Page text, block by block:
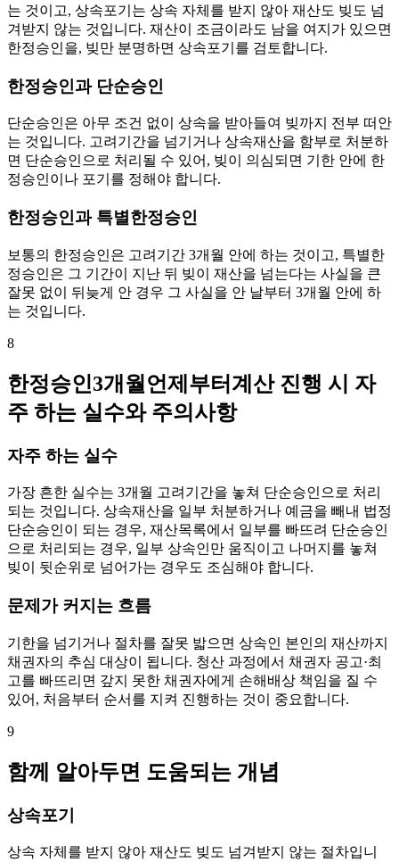
는 것이고, 상속포기는 상속 자체를 받지 않아 재산도 빚도 넘
겨받지 않는 것입니다. 재산이 조금이라도 남을 여지가 있으면
한정승인을, 빚만 분명하면 상속포기를 검토합니다.
한정승인과 단순승인
단순승인은 아무 조건 없이 상속을 받아들여 빚까지 전부 떠안
는 것입니다. 고려기간을 넘기거나 상속재산을 함부로 처분하
면 단순승인으로 처리될 수 있어, 빚이 의심되면 기한 안에 한
정승인이나 포기를 정해야 합니다.
한정승인과 특별한정승인
보통의 한정승인은 고려기간 3개월 안에 하는 것이고, 특별한
정승인은 그 기간이 지난 뒤 빚이 재산을 넘는다는 사실을 큰
잘못 없이 뒤늦게 안 경우 그 사실을 안 날부터 3개월 안에 하
는 것입니다.
8
한정승인3개월언제부터계산 진행 시 자
주 하는 실수와 주의사항
자주 하는 실수
가장 흔한 실수는 3개월 고려기간을 놓쳐 단순승인으로 처리
되는 것입니다. 상속재산을 일부 처분하거나 예금을 빼내 법정
단순승인이 되는 경우, 재산목록에서 일부를 빠뜨려 단순승인
으로 처리되는 경우, 일부 상속인만 움직이고 나머지를 놓쳐
빚이 뒷순위로 넘어가는 경우도 조심해야 합니다.
문제가 커지는 흐름
기한을 넘기거나 절차를 잘못 밟으면 상속인 본인의 재산까지
채권자의 추심 대상이 됩니다. 청산 과정에서 채권자 공고·최
고를 빠뜨리면 갚지 못한 채권자에게 손해배상 책임을 질 수
있어, 처음부터 순서를 지켜 진행하는 것이 중요합니다.
9
함께 알아두면 도움되는 개념
상속포기
상속 자체를 받지 않아 재산도 빚도 넘겨받지 않는 절차입니